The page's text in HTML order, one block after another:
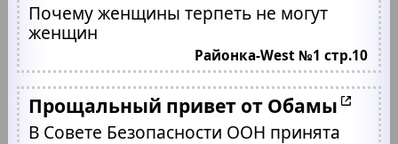
Почему женщины терпеть не могут
женщин
Районка-West №1 стр.10
Прощальный привет от Обамы
В Совете Безопасности ООН принята